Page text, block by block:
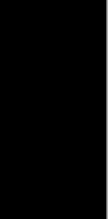
clave para hacer
Queremos
pero
en la ficha
sinopsis o el